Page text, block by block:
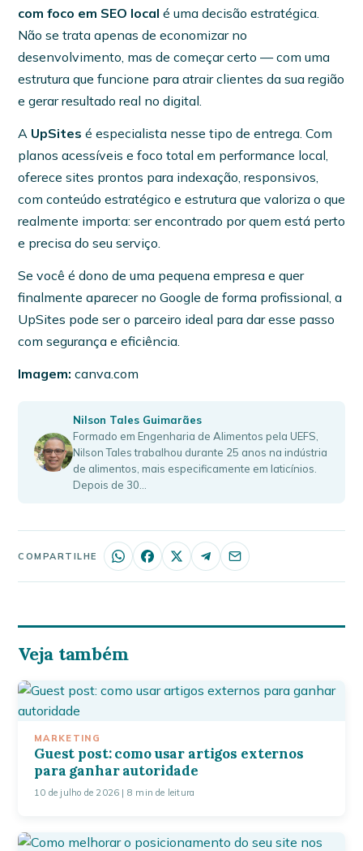
com foco em SEO local é uma decisão estratégica.
Não se trata apenas de economizar no
desenvolvimento, mas de começar certo — com uma
estrutura que funcione para atrair clientes da sua região
e gerar resultado real no digital.
A UpSites é especialista nesse tipo de entrega. Com
planos acessíveis e foco total em performance local,
oferece sites prontos para indexação, responsivos,
com conteúdo estratégico e estrutura que valoriza o que
realmente importa: ser encontrado por quem está perto
e precisa do seu serviço.
Se você é dono de uma pequena empresa e quer
finalmente aparecer no Google de forma profissional, a
UpSites pode ser o parceiro ideal para dar esse passo
com segurança e eficiência.
Imagem: canva.com
Nilson Tales Guimarães
Formado em Engenharia de Alimentos pela UEFS,
Nilson Tales trabalhou durante 25 anos na indústria
de alimentos, mais especificamente em laticínios.
Depois de 30…
COMPARTILHE
Veja também
MARKETING
Guest post: como usar artigos externos
para ganhar autoridade
10 de julho de 2026 | 8 min de leitura